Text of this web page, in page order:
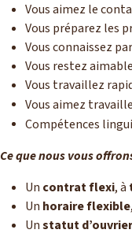
Vous aimez le
Vous préparez les
Vous connaissez
Vous restez
Vous travaillez
Vous aimez
Compétences
Ce que nous vous
Un contrat flexi, à
Un horaire flexible
Unstatut d’ouvrier